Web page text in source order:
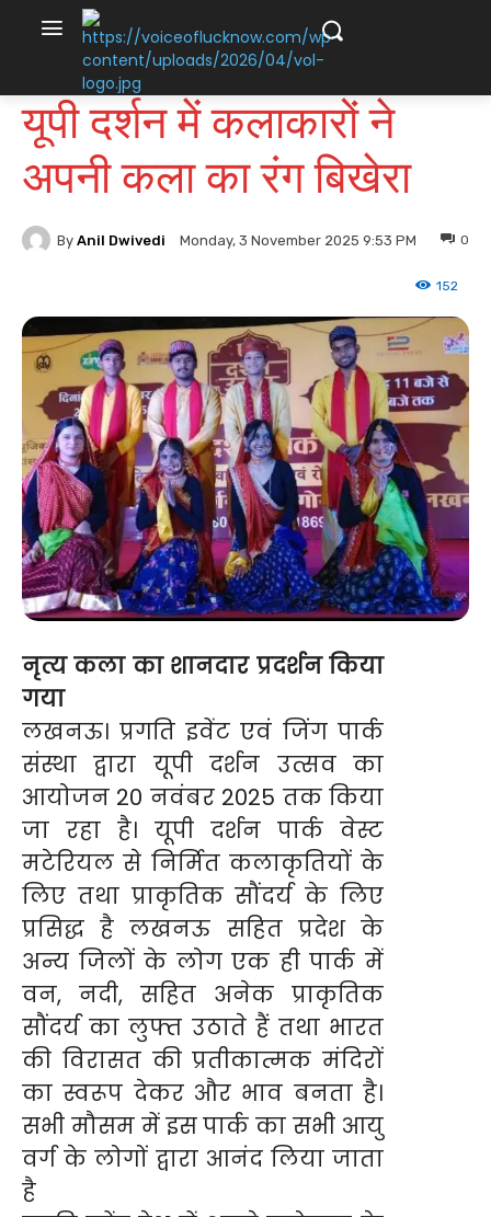
यूपी दर्शन में कलाकारों ने
अपनी कला का रंग बिखेरा
By Anil Dwivedi Monday, 3 November 2025 9:53 PM 0
152
नृत्य कला का शानदार प्रदर्शन किया
गया
लखनऊ। प्रगति इवेंट एवं जिंग पार्क
संस्था द्वारा यूपी दर्शन उत्सव का
आयोजन 20 नवंबर 2025 तक किया
जा रहा है। यूपी दर्शन पार्क वेस्ट
मटेरियल से निर्मित कलाकृतियों के
लिए तथा प्राकृतिक सौंदर्य के लिए
प्रसिद्ध है लखनऊ सहित प्रदेश के
अन्य जिलों के लोग एक ही पार्क में
वन, नदी, सहित अनेक प्राकृतिक
सौंदर्य का लुफ्त उठाते हैं तथा भारत
की विरासत की प्रतीकात्मक मंदिरों
का स्वरूप देकर और भाव बनता है।
सभी मौसम में इस पार्क का सभी आयु
वर्ग के लोगों द्वारा आनंद लिया जाता
है